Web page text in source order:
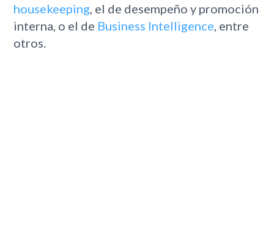
housekeeping, el de desempeño y promoción
interna, o el de Business Intelligence, entre
otros.